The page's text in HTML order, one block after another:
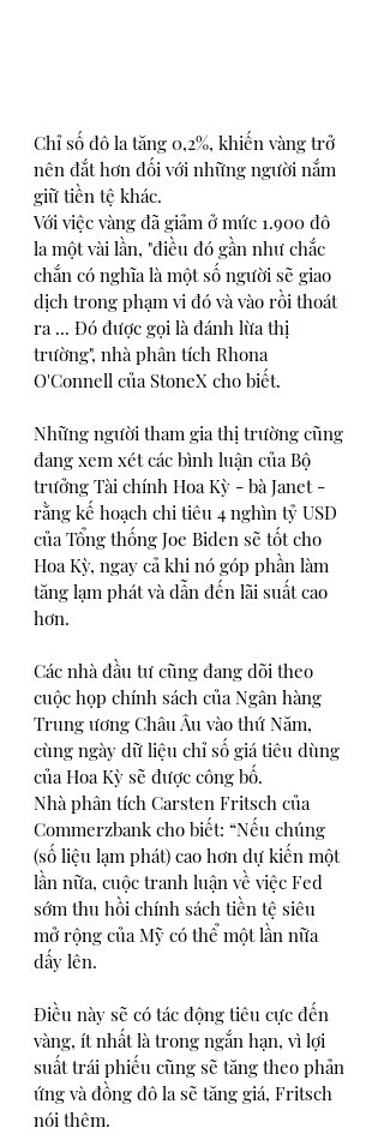
Chỉ số đô la tăng 0,2%, khiến vàng trở
nên đắt hơn đối với những người nắm
giữ tiền tệ khác.
Với việc vàng đã giảm ở mức 1.900 đô
la một vài lần, "điều đó gần như chắc
chắn có nghĩa là một số người sẽ giao
dịch trong phạm vi đó và vào rồi thoát
ra ... Đó được gọi là đánh lừa thị
trường", nhà phân tích Rhona
O'Connell của StoneX cho biết.
Những người tham gia thị trường cũng
đang xem xét các bình luận của Bộ
trưởng Tài chính Hoa Kỳ - bà Janet -
rằng kế hoạch chi tiêu 4 nghìn tỷ USD
của Tổng thống Joe Biden sẽ tốt cho
Hoa Kỳ, ngay cả khi nó góp phần làm
tăng lạm phát và dẫn đến lãi suất cao
hơn.
Các nhà đầu tư cũng đang dõi theo
cuộc họp chính sách của Ngân hàng
Trung ương Châu Âu vào thứ Năm,
cùng ngày dữ liệu chỉ số giá tiêu dùng
của Hoa Kỳ sẽ được công bố.
Nhà phân tích Carsten Fritsch của
Commerzbank cho biết: “Nếu chúng
(số liệu lạm phát) cao hơn dự kiến một
lần nữa, cuộc tranh luận về việc Fed
sớm thu hồi chính sách tiền tệ siêu
mở rộng của Mỹ có thể một lần nữa
dấy lên.
Điều này sẽ có tác động tiêu cực đến
vàng, ít nhất là trong ngắn hạn, vì lợi
suất trái phiếu cũng sẽ tăng theo phản
ứng và đồng đô la sẽ tăng giá, Fritsch
nói thêm.